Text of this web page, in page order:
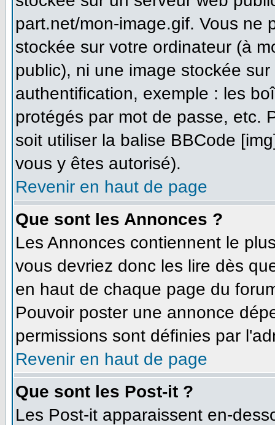
part.net/mon-image.gif. Vous ne
stockée sur votre ordinateur (à
public), ni une image stockée
authentification, exemple : les
protégés par mot de passe, etc.
soit utiliser la balise BBCode
vous y êtes autorisé).
Revenir en haut de page
Que sont les Annonces ?
Les Annonces contiennent le
vous devriez donc les lire dès
en haut de chaque page du
Pouvoir poster une annonce
permissions sont définies par
Revenir en haut de page
Que sont les Post-it ?
Les Post-it apparaissent en-